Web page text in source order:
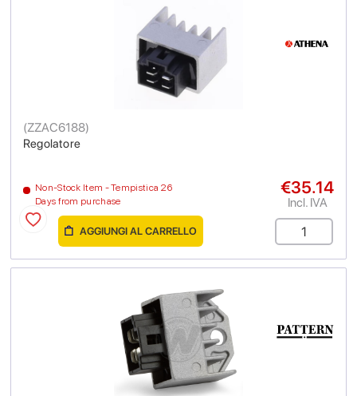
Regolatore
(ZZAC6188)
Non-Stock Item - Tempistica 26
Days from purchase
€35.14
Incl. IVA
AGGIUNGI AL CARRELLO